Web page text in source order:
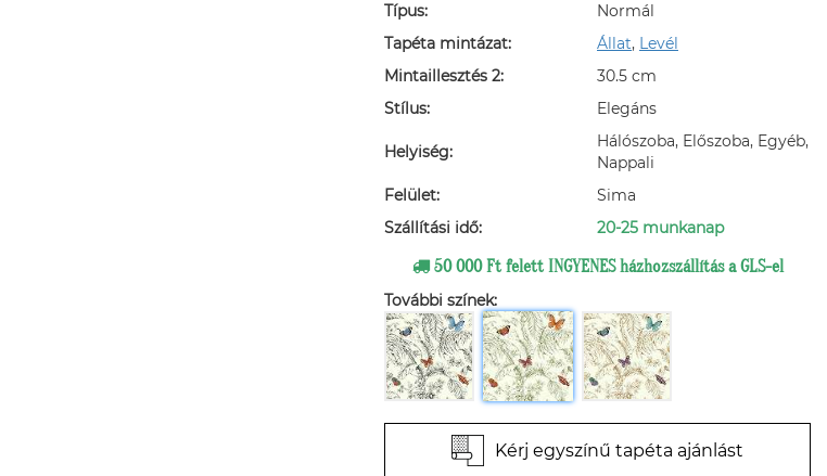
Típus:
Normál
Tapéta mintázat:
Állat, Levél
Mintaillesztés 2:
30.5 cm
Stílus:
Elegáns
Helyiség:
Hálószoba, Előszoba, Egyéb,
Nappali
Felület:
Sima
Szállítási idő:
20-25 munkanap
50 000 Ft felett INGYENES házhozszállítás a GLS-el
További színek:
Kérj egyszínű tapéta ajánlást